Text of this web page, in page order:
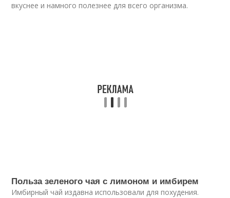
вкуснее и намного полезнее для всего организма.
Польза зеленого чая с лимоном и имбирем
Имбирный чай издавна использовали для похудения.